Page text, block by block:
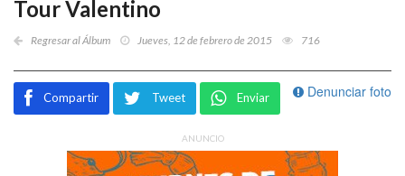
Tour Valentino
Regresar al Álbum Jueves, 12 de febrero de 2015 716
Denunciar foto
Compartir Tweet Enviar
ANUNCIO